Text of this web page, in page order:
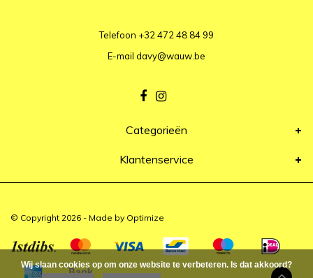
Telefoon +32 472 48 84 99
E-mail davy@wauw.be
Categorieën
Klantenservice
© Copyright 2026 - Made by Optimize
Wij slaan cookies op om onze website te verbeteren. Is dat akkoord?